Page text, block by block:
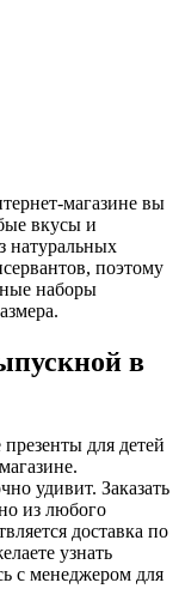
магазине вы
вкусы и
натуральных
поэтому
наборы
в
для детей
удивит. Заказать
из любого
доставка по
узнать
с менеджером для